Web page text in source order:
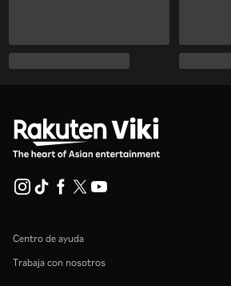
Centro de ayuda
Trabaja con nosotros